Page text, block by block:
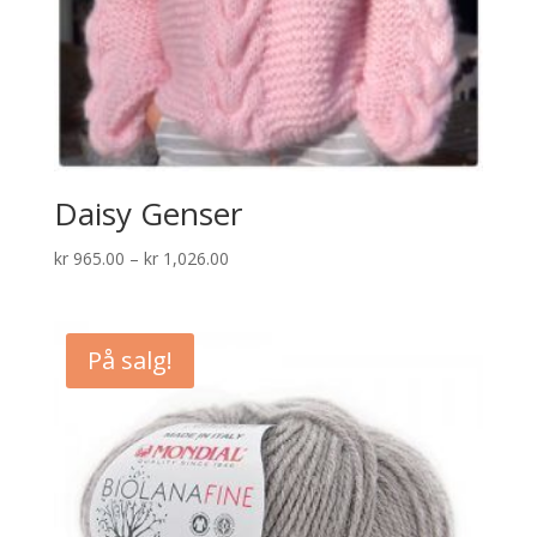
Daisy Genser
kr965.00 – kr1,026.00Prisområde:
På salg!